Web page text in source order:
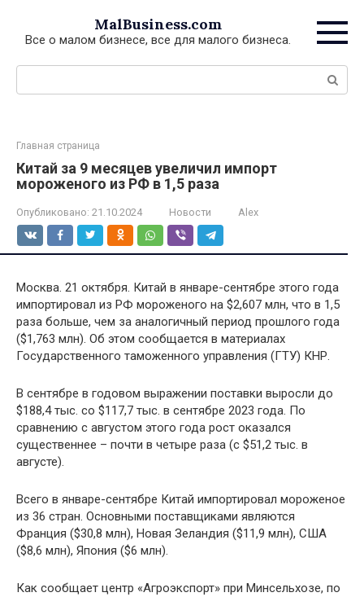
контенту
MalBusiness.com
Все о малом бизнесе, все для малого бизнеса.
Поиск:
Главная страница
Китай за 9 месяцев увеличил импорт
мороженого из РФ в 1,5 раза
Опубликовано: 21.10.2024 Новости Alex
Москва. 21 октября. Китай в январе-сентябре этого года
импортировал из РФ мороженого на $2,607 млн, что в 1,5
раза больше, чем за аналогичный период прошлого года
($1,763 млн). Об этом сообщается в материалах
Государственного таможенного управления (ГТУ) КНР.
В сентябре в годовом выражении поставки выросли до
$188,4 тыс. со $117,7 тыс. в сентябре 2023 года. По
сравнению с августом этого года рост оказался
существеннее – почти в четыре раза (с $51,2 тыс. в
августе).
Всего в январе-сентябре Китай импортировал мороженое
из 36 стран. Основными поставщиками являются
Франция ($30,8 млн), Новая Зеландия ($11,9 млн), США
($8,6 млн), Япония ($6 млн).
Как сообщает центр «Агроэкспорт» при Минсельхозе, по